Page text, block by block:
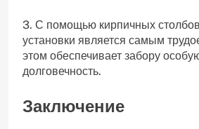
3. С помощью кирпичных
установки является самым
этом обеспечивает забору
долговечность.
Заключение